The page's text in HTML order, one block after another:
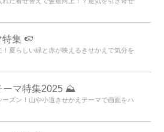
集 🍉
夏らしい緑と赤が映えるきせかえで気分を
ーマ特集2025 ⛰
ーズン！山や小道きせかえテーマで画面をハ